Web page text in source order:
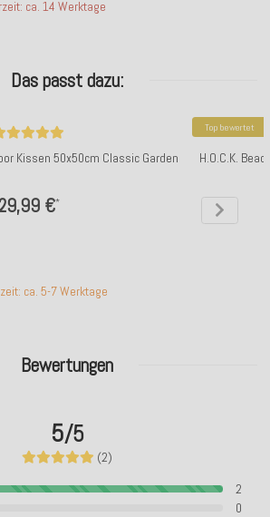
Bewertungen
5/5
(2)
2
0
ca. 14 Werktage
Das passt dazu:
Kissen 50x50cm Classic Garden
€*
ca. 5-7 Werktage
Top bewertet
H.O.C.K.